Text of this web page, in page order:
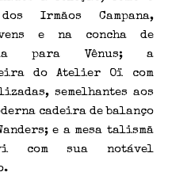
Irmãos Campana,
e na concha de
para Vênus; a
do Atelier Oï com
semelhantes aos
cadeira de balanço
e a mesa talismã
com sua notável